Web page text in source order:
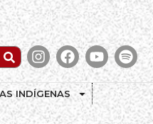
INDÍGENAS